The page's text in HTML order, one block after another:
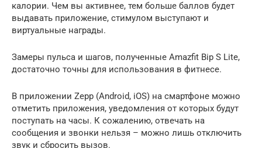
калории. Чем вы активнее, тем больше баллов будет
выдавать приложение, стимулом выступают и
виртуальные награды.
Замеры пульса и шагов, полученные Amazfit Bip S Lite,
достаточно точны для использования в фитнесе.
В приложении Zepp (Android, iOS) на смартфоне можно
отметить приложения, уведомления от которых будут
поступать на часы. К сожалению, отвечать на
сообщения и звонки нельзя – можно лишь отключить
звук и сбросить вызов.